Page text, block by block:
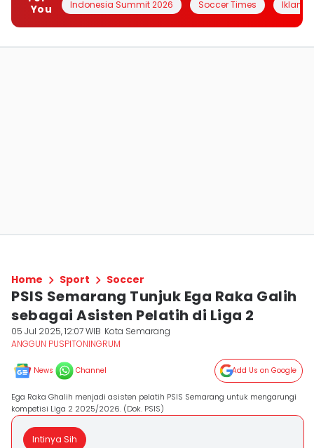
You
Indonesia Summit 2026 Soccer Times Iklanin
Home Sport Soccer
PSIS Semarang Tunjuk Ega Raka Galih
sebagai Asisten Pelatih di Liga 2
05 Jul 2025, 12:07 WIB Kota Semarang
ANGGUN PUSPITONINGRUM
News Channel Add Us on Google
Ega Raka Ghalih menjadi asisten pelatih PSIS Semarang untuk mengarungi
kompetisi Liga 2 2025/2026. (Dok. PSIS)
Intinya Sih